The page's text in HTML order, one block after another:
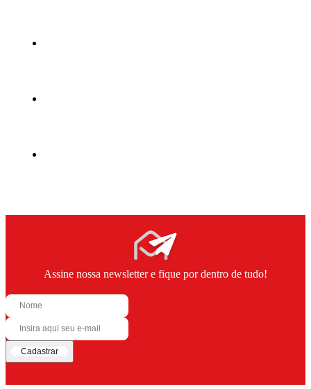
Assine nossa newsletter e fique por dentro de tudo!
Cadastrar